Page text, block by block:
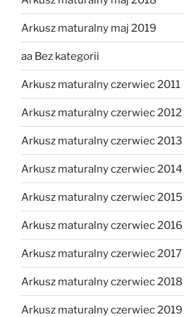
Arkusz maturalny maj 2019
aa Bez kategorii
Arkusz maturalny czerwiec 2011
Arkusz maturalny czerwiec 2012
Arkusz maturalny czerwiec 2013
Arkusz maturalny czerwiec 2014
Arkusz maturalny czerwiec 2015
Arkusz maturalny czerwiec 2016
Arkusz maturalny czerwiec 2017
Arkusz maturalny czerwiec 2018
Arkusz maturalny czerwiec 2019